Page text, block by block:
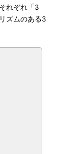
れぞれ「3
ズムのある3